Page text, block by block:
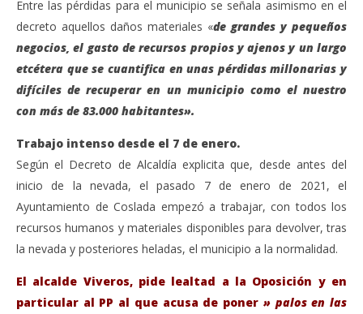
Entre las pérdidas para el municipio se señala asimismo en el
decreto aquellos daños materiales «de grandes y pequeños
negocios, el gasto de recursos propios y ajenos y un largo
etcétera que se cuantifica en unas pérdidas millonarias y
difíciles de recuperar en un municipio como el nuestro
con más de 83.000 habitantes».
Trabajo intenso desde el 7 de enero.
Según el Decreto de Alcaldía explicita que, desde antes del
inicio de la nevada, el pasado 7 de enero de 2021, el
Ayuntamiento de Coslada empezó a trabajar, con todos los
recursos humanos y materiales disponibles para devolver, tras
la nevada y posteriores heladas, el municipio a la normalidad.
El alcalde Viveros, pide lealtad a la Oposición y en
particular al PP al que acusa de poner » palos en las